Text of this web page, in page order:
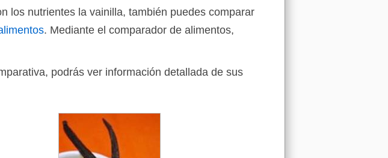
los nutrientes la vainilla, también puedes comparar
. Mediante el comparador de alimentos,
podrás ver información detallada de sus